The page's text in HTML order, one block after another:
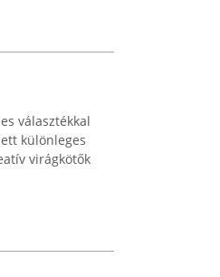
választékkal
különleges
virágkötők